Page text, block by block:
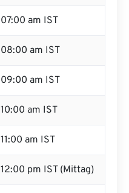
07:00 am IST
08:00 am IST
09:00 am IST
10:00 am IST
11:00 am IST
12:00 pm IST (Mittag)